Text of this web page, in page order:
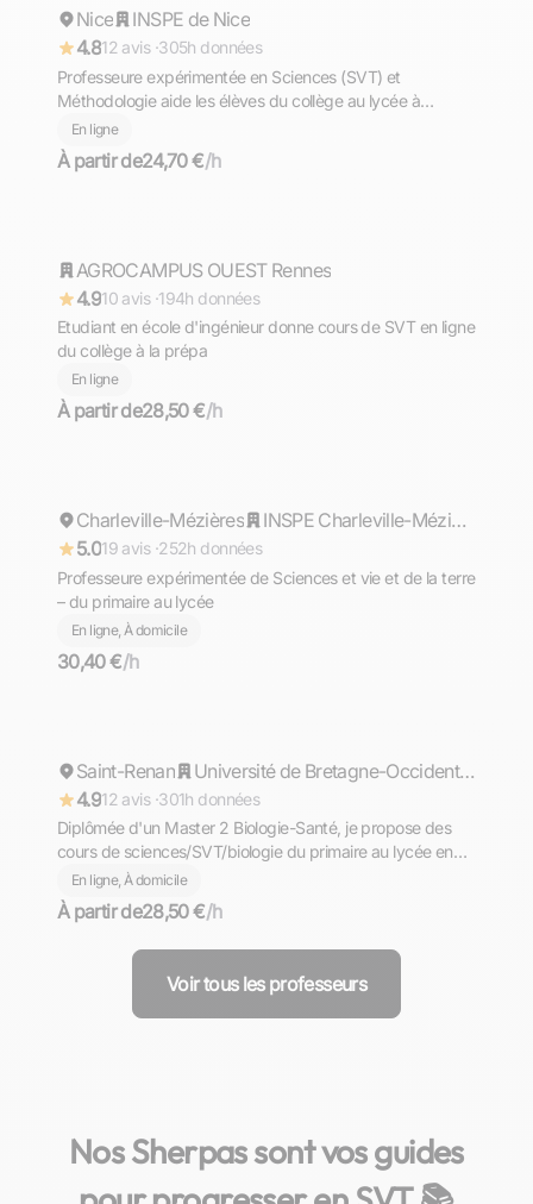
Répond rapidement
Nice
INSPE de Nice
4.812 avis ·305h données
Professeure expérimentée en Sciences (SVT) et
Méthodologie aide les élèves du collège au lycée à
progresser durablement, cours en visio
En ligne
À partir de24,70 €/h
Répond rapidement
AGROCAMPUS OUEST Rennes
4.910 avis ·194h données
Etudiant en école d'ingénieur donne cours de SVT en ligne
du collège à la prépa
En ligne
À partir de28,50 €/h
Répond rapidement
Charleville-Mézières
INSPE Charleville-Mézières: Institut National Supérieur du Professorat et de l'Education
5.019 avis ·252h données
Professeure expérimentée de Sciences et vie et de la terre
– du primaire au lycée
En ligne, À domicile
30,40 €/h
Répond rapidement
Saint-Renan
Université de Bretagne-Occidentale
4.912 avis ·301h données
Diplômée d'un Master 2 Biologie-Santé, je propose des
cours de sciences/SVT/biologie du primaire au lycée en
ligne et en présentiel aux alentours de Brest
En ligne, À domicile
À partir de28,50 €/h
Voir tous les professeurs
Nos Sherpas sont vos guides